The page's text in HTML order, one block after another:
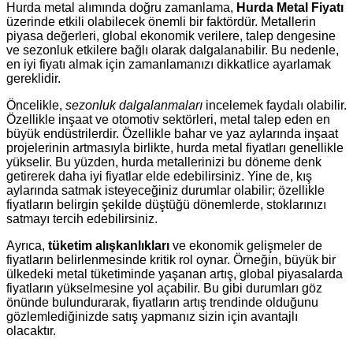
Hurda metal alımında doğru zamanlama, Hurda Metal Fiyatı
üzerinde etkili olabilecek önemli bir faktördür. Metallerin
piyasa değerleri, global ekonomik verilere, talep dengesine
ve sezonluk etkilere bağlı olarak dalgalanabilir. Bu nedenle,
en iyi fiyatı almak için zamanlamanızı dikkatlice ayarlamak
gereklidir.
Öncelikle, sezonluk dalgalanmaları incelemek faydalı olabilir.
Özellikle inşaat ve otomotiv sektörleri, metal talep eden en
büyük endüstrilerdir. Özellikle bahar ve yaz aylarında inşaat
projelerinin artmasıyla birlikte, hurda metal fiyatları genellikle
yükselir. Bu yüzden, hurda metallerinizi bu döneme denk
getirerek daha iyi fiyatlar elde edebilirsiniz. Yine de, kış
aylarında satmak isteyeceğiniz durumlar olabilir; özellikle
fiyatların belirgin şekilde düştüğü dönemlerde, stoklarınızı
satmayı tercih edebilirsiniz.
Ayrıca, tüketim alışkanlıkları ve ekonomik gelişmeler de
fiyatların belirlenmesinde kritik rol oynar. Örneğin, büyük bir
ülkedeki metal tüketiminde yaşanan artış, global piyasalarda
fiyatların yükselmesine yol açabilir. Bu gibi durumları göz
önünde bulundurarak, fiyatların artış trendinde olduğunu
gözlemlediğinizde satış yapmanız sizin için avantajlı
olacaktır.